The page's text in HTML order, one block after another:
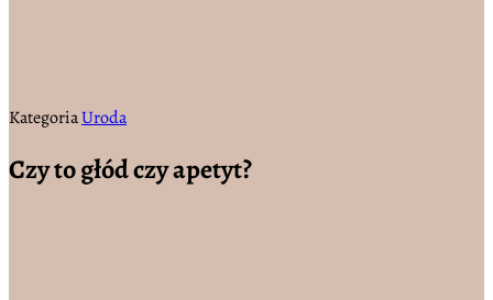
KategoriaUroda
Czy to głód czy apetyt?